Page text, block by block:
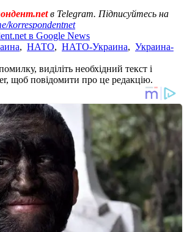
в Telegram. Підписуйтесь на
korrespondentnet
в Google News
, НАТО, НАТО-Украина, Украина-
виділіть необхідний текст і
щоб повідомити про це редакцію.